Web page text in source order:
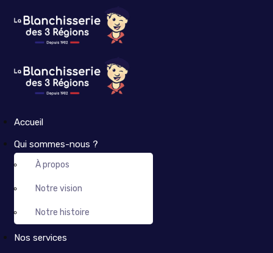
Accueil
Qui sommes-nous ?
À propos
Notre vision
Notre histoire
Nos services